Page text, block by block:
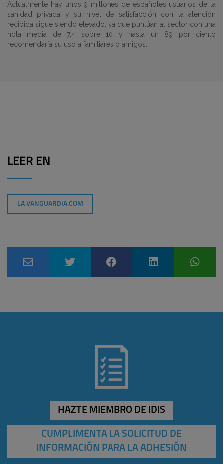
Actualmente hay unos 9 millones de españoles usuarios de la
sanidad privada y su nivel de satisfacción con la atención
recibida sigue siendo elevado, ya que puntúan al sector con una
nota media de 7,4 sobre 10 y hasta un 89 por ciento
recomendaría su uso a familiares o amigos.
LEER EN
LA VANGUARDIA.COM
HAZTE MIEMBRO DE IDIS
CUMPLIMENTA LA SOLICITUD DE
INFORMACIÓN PARA LA ADHESIÓN